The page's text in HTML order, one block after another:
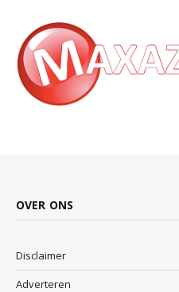
OVER ONS
Disclaimer
Adverteren